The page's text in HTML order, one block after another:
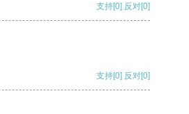
支持[0] 反对[0]
支持[0] 反对[0]